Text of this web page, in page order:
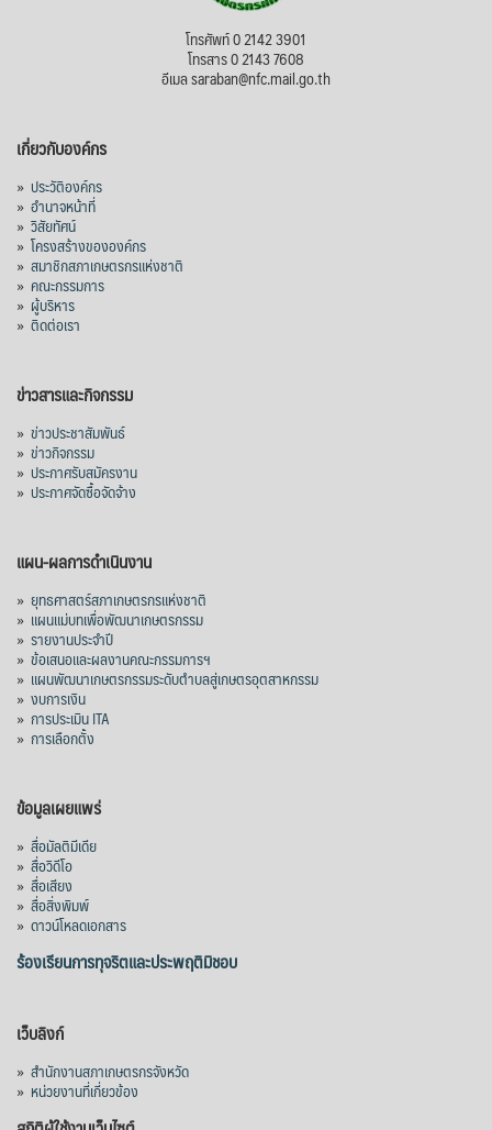
โทรศัพท์ 0 2142 3901
โทรสาร 0 2143 7608
อีเมล saraban@nfc.mail.go.th
เกี่ยวกับองค์กร
» ประวัติองค์กร
» อำนาจหน้าที่
» วิสัยทัศน์
» โครงสร้างขององค์กร
» สมาชิกสภาเกษตรกรแห่งชาติ
» คณะกรรมการ
» ผู้บริหาร
» ติดต่อเรา
ข่าวสารและกิจกรรม
» ข่าวประชาสัมพันธ์
» ข่าวกิจกรรม
» ประกาศรับสมัครงาน
» ประกาศจัดซื้อจัดจ้าง
แผน-ผลการดำเนินงาน
» ยุทธศาสตร์สภาเกษตรกรแห่งชาติ
» แผนแม่บทเพื่อพัฒนาเกษตรกรรม
» รายงานประจำปี
» ข้อเสนอและผลงานคณะกรรมการฯ
» แผนพัฒนาเกษตรกรรมระดับตำบลสู่เกษตรอุตสาหกรรม
» งบการเงิน
» การประเมิน ITA
» การเลือกตั้ง
ข้อมูลเผยแพร่
» สื่อมัลติมีเดีย
» สื่อวิดีโอ
» สื่อเสียง
» สื่อสิ่งพิมพ์
» ดาวน์โหลดเอกสาร
ร้องเรียนการทุจริตและประพฤติมิชอบ
เว็บลิงก์
» สำนักงานสภาเกษตรกรจังหวัด
» หน่วยงานที่เกี่ยวข้อง